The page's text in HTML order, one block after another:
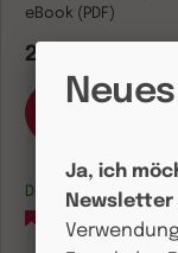
eBook (PDF)
22,00 €
Download sofort
Auf die Merkliste
Ja, ich
Newsletter